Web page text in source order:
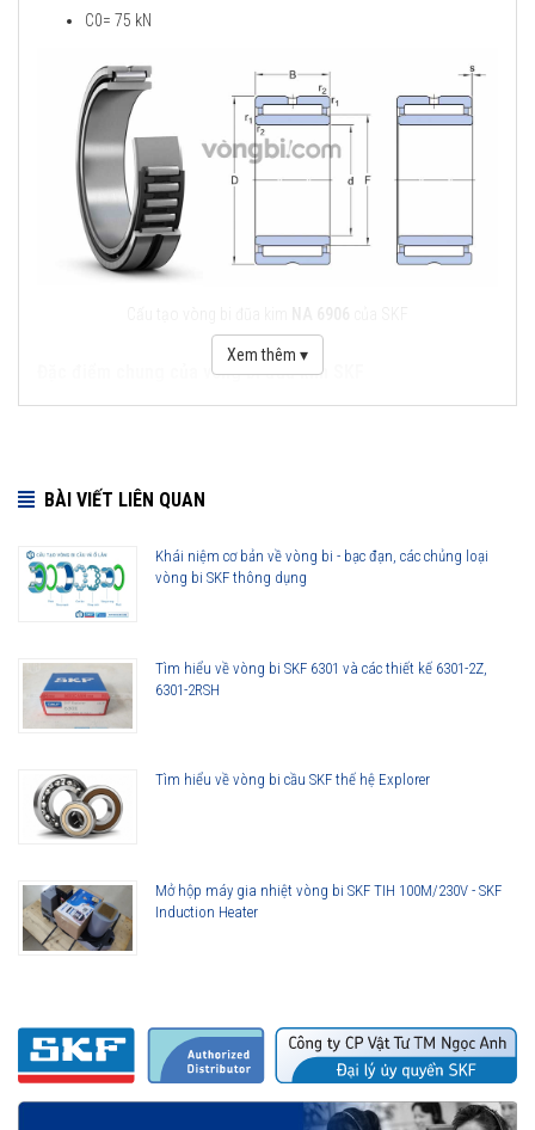
C0= 75 kN
NA 6906
Đặc điểm chung của vòng bi đũa kim SKF
Khả năng chịu lực tải trọng lớn.
Đáp ứng đầy đủ theo tiêu chuẩn chất lượng quốc tế.
Khả năng vận hành hiệu quả, ổn định tại những điều kiện làm
việc có tốc độ cao.
Đa dạng về chủng loại, kích cỡ, đáp ứng được mọi nhu cầu về
ứng dụng vòng bi kim trong đời sống.
Sử dụng trong các hộp số ô tô.
Phụ kiện xe hơi, máy nén, bánh răng thước lái.
Xem thêm ▾
BÀI VIẾT LIÊN QUAN
Khái niệm cơ bản về vòng bi - bạc đạn, các chủng loại
vòng bi SKF thông dụng
Tìm hiểu về vòng bi SKF 6301 và các thiết kế 6301-2Z,
6301-2RSH
Tìm hiểu về vòng bi cầu SKF thế hệ Explorer
Mở hộp máy gia nhiệt vòng bi SKF TIH 100M/230V - SKF
Induction Heater